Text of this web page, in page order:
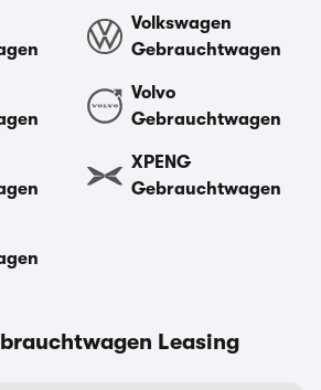
Volkswagen
Gebrauchtwagen
Volvo
Gebrauchtwagen
XPENG
Gebrauchtwagen
Leasing